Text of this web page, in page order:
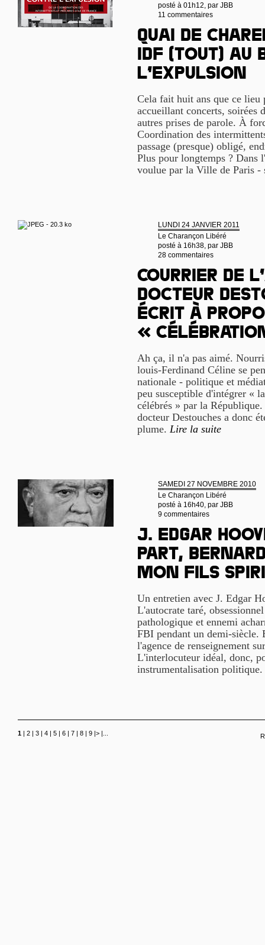
posté à 01h12, par JBB
11 commentaires
Quai de
IDF (tout) au
l’expulsion
Cela fait huit ans que ce lieu
accueillant concerts, soirées
autres prises de parole. À
Coordination des
passage (presque) obligé,
Plus pour longtemps ?
voulue par la Ville de Paris
LUNDI 24 JANVIER 2011
Le Charançon Libéré
posté à 16h38, par JBB
28 commentaires
Courrier de
docteur
écrit à
«
Ah ça, il n'a pas aimé.
louis-Ferdinand Céline se
nationale - politique et
peu susceptible d'intégrer «
célébrés » par la
docteur Destouches a donc
plume. Lire la suite
SAMEDI 27 NOVEMBRE 2010
Le Charançon Libéré
posté à 16h40, par JBB
9 commentaires
J. Edgar
part,
mon fils
Un entretien avec J. Edgar
L'autocrate taré,
pathologique et ennemi
FBI pendant un demi-
l'agence de renseignement
L'interlocuteur idéal, donc,
instrumentalisation politique.
1 | 2 | 3 | 4 | 5 | 6 | 7 | 8 | 9 |> |